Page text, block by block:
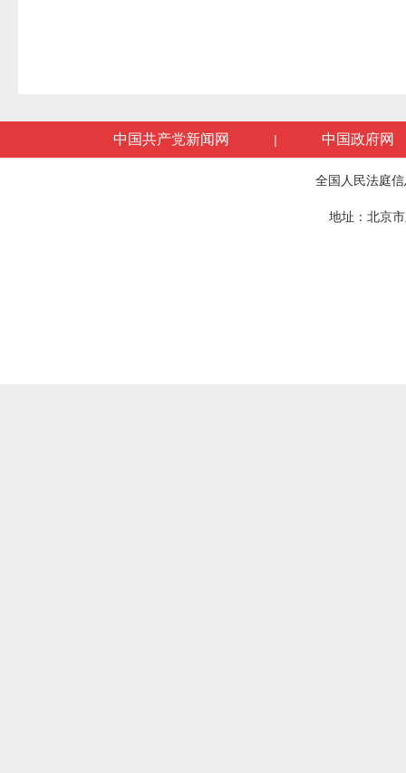
中国共产党新闻网 | 中国政府网
全国人民法庭
地址：北京